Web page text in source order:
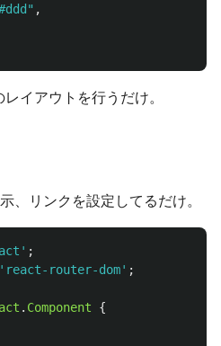
" ,
イアウトを行うだけ。
、リンクを設定してるだけ。
' ;
' react-router-dom' ;
. Component
{